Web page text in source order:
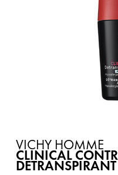
VICHY HOMME
CLINICAL
DETRANSPIRANT